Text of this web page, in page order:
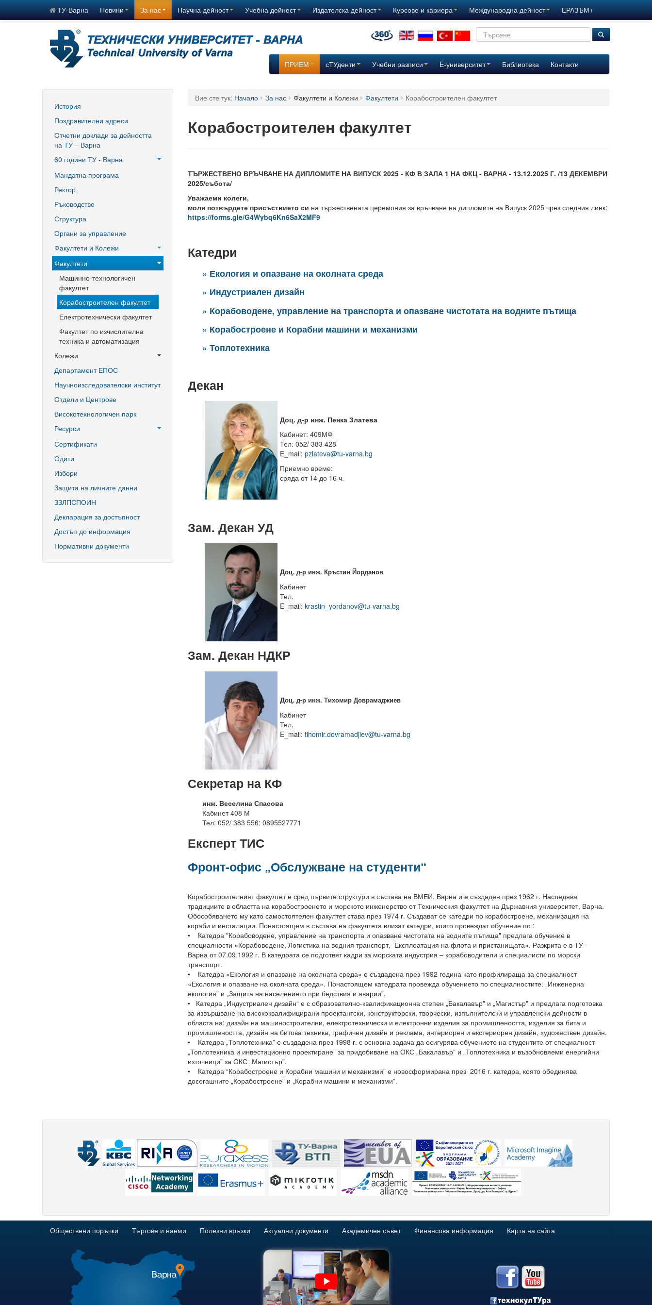
ТУ-Варна Новини За нас Научна дейност Учебна дейност Издателска дейност Курсове и кариера Международна дейност ЕРАЗЪМ+
ПРИЕМ сТУденти Учебни разписи E-университет Библиотека Контакти
История
Поздравителни адреси
Отчетни доклади за дейността
на ТУ – Варна
60 години ТУ - Варна
Програма 60 г.
Успели в науката и бизнеса
60 години Морски специалности
на университета
Мандатна програма
Ректор
Ръководство
Структура
Органи за управление
Факултети и Колежи
Факултети
Машинно-технологичен
факултет
Корабостроителен факултет
Електротехнически факултет
Факултет по изчислителна
техника и автоматизация
Колежи
Добруджански технологичен
Варна
Департамент ЕПОС
Научноизследователски институт
Отдели и Центрове
Високотехнологичен парк
Ресурси
Библиотека
Спортен комплекс
Студентски стол
Почивни бази
Общежития
Безжичен интернет
Сертификати
Одити
Избори
Защита на личните данни
ЗЗЛПСПОИН
Декларация за достъпност
Достъп до информация
Нормативни документи
Вие сте тук: Начало За нас Факултети и Колежи Факултети Корабостроителен факултет
Корабостроителен факултет
ТЪРЖЕСТВЕНО ВРЪЧВАНЕ НА ДИПЛОМИТЕ НА ВИПУСК 2025 - КФ В ЗАЛА 1 НА ФКЦ - ВАРНА - 13.12.2025 Г. /13 ДЕКЕМВРИ
2025/събота/
Уважаеми колеги,
моля потвърдете присъствието си на тържествената церемония за връчване на дипломите на Випуск 2025 чрез следния линк:
https://forms.gle/G4Wybq6Kn6SaX2MF9
Катедри
» Екология и опазване на околната среда
» Индустриален дизайн
» Корабоводене, управление на транспорта и опазване чистотата на водните пътища
» Корабостроене и Корабни машини и механизми
» Топлотехника
Декан
Доц. д-р инж. Пенка Златева
Кабинет: 409МФ
Тел: 052/ 383 428
E_mail: pzlateva@tu-varna.bg
Приемно време:
сряда от 14 до 16 ч.
Зам. Декан УД
Доц. д-р инж. Кръстин Йорданов
Кабинет
Тел.
E_mail: krastin_yordanov@tu-varna.bg
Зам. Декан НДКР
Доц. д-р инж. Тихомир Доврамаджиев
Кабинет
Тел.
E_mail: tihomir.dovramadjiev@tu-varna.bg
Секретар на КФ
инж. Веселина Спасова
Кабинет 408 М
Тел: 052/ 383 556; 0895527771
Експерт ТИС
Фронт-офис „Обслужване на студенти“
Корабостроителният факултет е сред първите структури в състава на ВМЕИ, Варна и е създаден през 1962 г. Наследява
традициите в областта на корабостроенето и морското инженерство от Техническия факултет на Държавния университет, Варна.
Обособяването му като самостоятелен факултет става през 1974 г. Създават се катедри по корабостроене, механизация на
кораби и инсталации. Понастоящем в състава на факултета влизат катедри, които провеждат обучение по :
• Катедра "Корабоводене, управление на транспорта и опазване чистотата на водните пътища" предлага обучение в
специалности «Корабоводене, Логистика на водния транспорт, Експлоатация на флота и пристанищата». Разкрита е в ТУ –
Варна от 07.09.1992 г. В катедрата се подготвят кадри за морската индустрия – корабоводители и специалисти по морски
транспорт.
• Катедра «Екология и опазване на околната среда» е създадена през 1992 година като профилираща за специалност
«Екология и опазване на околната среда». Понастоящем катедрата провежда обучението по специалностите: „Инженерна
екология” и „Защита на населението при бедствия и аварии”.
• Катедра „Индустриален дизайн“ е с образователно-квалификационна степен „Бакалавър" и „Магистър" и предлага подготовка
за извършване на висококвалифицирани проектантски, конструкторски, творчески, изпълнителски и управленски дейности в
областа на: дизайн на машиностроителни, електротехнически и електронни изделия за промишлеността, изделия за бита и
промишлеността, дизайн на битова техника, графичен дизайн и реклама, интериорен и екстериорен дизайн, художествен дизайн.
• Катедра „Топлотехника” е създадена през 1998 г. с основна задача да осигурява обучението на студентите от специалност
„Топлотехника и инвестиционно проектиране” за придобиване на ОКС „Бакалавър” и „Топлотехника и възобновяеми енергийни
източници” за ОКС „Магистър”.
• Катедра “Корабостроене и Корабни машини и механизми” е новосформирана през 2016 г. катедра, която обединява
досегашните „Корабостроене” и „Корабни машини и механизми”.
Обществени поръчки Търгове и наеми Полезни връзки Актуални документи Академичен съвет Финансова информация Карта на сайта